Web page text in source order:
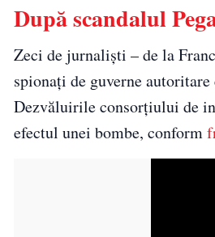
După scandalul
Zeci de jurnalişti – de la
spionaţi de guverne
Dezvăluirile consorţiului de
efectul unei bombe, conform